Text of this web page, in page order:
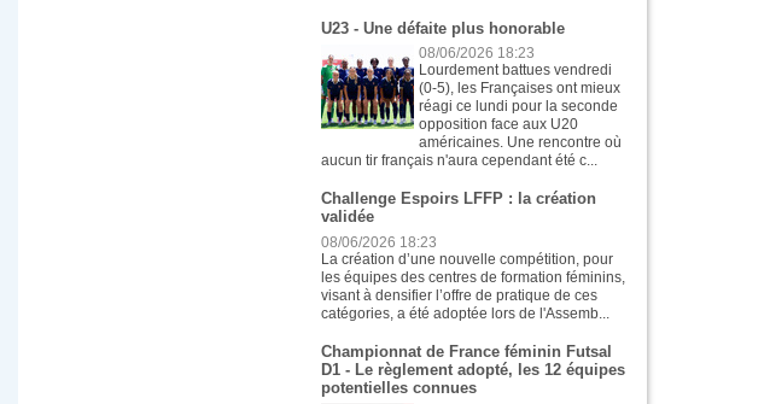
U23 - Une défaite plus honorable
08/06/2026 18:23
Lourdement battues vendredi
(0-5), les Françaises ont mieux
réagi ce lundi pour la seconde
opposition face aux U20
américaines. Une rencontre où
aucun tir français n'aura cependant été c...
Challenge Espoirs LFFP : la création
validée
08/06/2026 18:23
La création d’une nouvelle compétition, pour
les équipes des centres de formation féminins,
visant à densifier l’offre de pratique de ces
catégories, a été adoptée lors de l'Assemb...
Championnat de France féminin Futsal
D1 - Le règlement adopté, les 12 équipes
potentielles connues